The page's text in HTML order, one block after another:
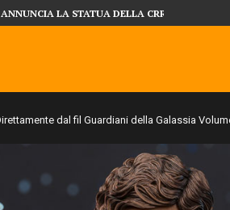
DEGLI X-MEN ARRIVA TEMPESTA TARGATA
dal fil Guardiani della Galassia